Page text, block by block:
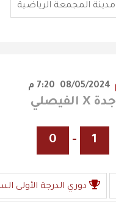
مدينة المجمعة الرياضية
جدة X الفيصلي
1
-
0
دوري الدرجة الأولى